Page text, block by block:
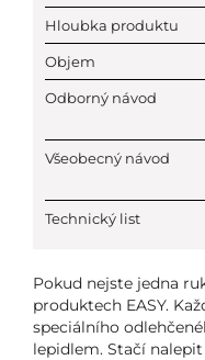
Hloubka produktu
Objem
Odborný návod
Všeobecný návod
Technický list
Pokud nejste jedna
produktech EASY.
speciálního
lepidlem. Stačí